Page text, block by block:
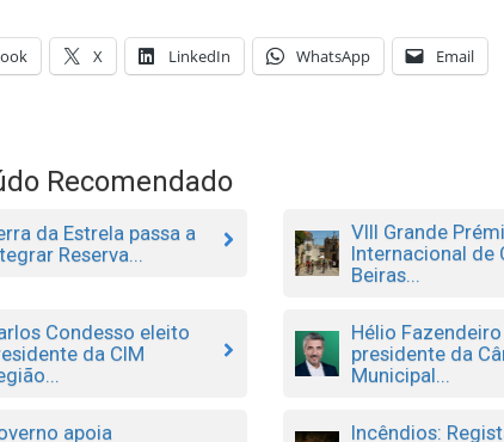
X LinkedIn WhatsApp Email
Recomendado
da Estrela passa a
Reserva...
VIII Grande
Internacional de
Beiras...
Condesso eleito
da CIM
Hélio
presidente da
Municipal...
apoia
Incêndios: